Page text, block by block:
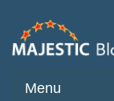
Menu